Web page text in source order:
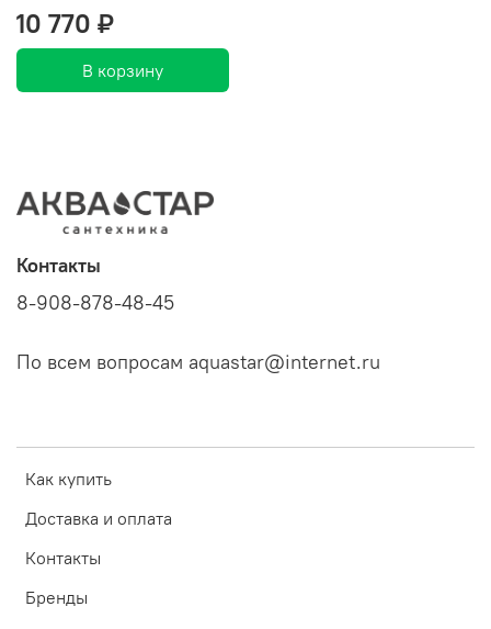
10 770 ₽
В корзину
Как купить
Доставка и оплата
Контакты
Бренды
Контакты
8-908-878-48-45
По всем вопросам aquastar@internet.ru